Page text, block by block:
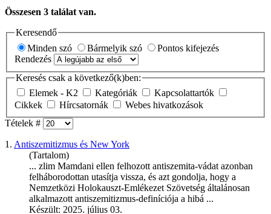
Összesen 3 találat van.
Keresendő
Minden szó
Bármelyik szó
Pontos kifejezés
Rendezés
Keresés csak a következő(k)ben:
Elemek - K2
Kategóriák
Kapcsolattartók
Cikkek
Hírcsatornák
Webes hivatkozások
Tételek #
1. Antiszemitizmus és New York
(Tartalom)
... zlim Mamdani ellen felhozott antiszemita-vádat azonban
felháborodottan utasítja vissza, és azt gondolja, hogy a
Nemzetközi Holokauszt-Emlékezet Szövetség általánosan
alkalmazott antiszemitizmus-definíciója a hibá ...
Készült: 2025. július 03.